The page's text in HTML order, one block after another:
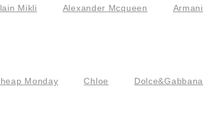
Mikli Alexander Mcqueen Armani
Monday Chloe Dolce&Gabbana